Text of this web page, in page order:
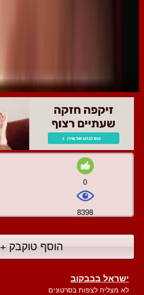
0
8398
הוסף טוקבק +
ישראל בבבקוב
לא מצליח לצפות בסרטונים